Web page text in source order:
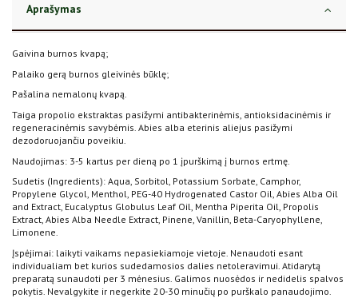
Aprašymas
Gaivina burnos kvapą;
Palaiko gerą burnos gleivinės būklę;
Pašalina nemalonų kvapą.
Taiga propolio ekstraktas pasižymi antibakterinėmis, antioksidacinėmis ir
regeneracinėmis savybėmis. Abies alba eterinis aliejus pasižymi
dezodoruojančiu poveikiu.
Naudojimas: 3-5 kartus per dieną po 1 įpurškimą į burnos ertmę.
Sudetis (Ingredients): Aqua, Sorbitol, Potassium Sorbate, Camphor,
Propylene Glycol, Menthol, PEG-40 Hydrogenated Castor Oil, Abies Alba Oil
and Extract, Eucalyptus Globulus Leaf Oil, Mentha Piperita Oil, Propolis
Extract, Abies Alba Needle Extract, Pinene, Vanillin, Beta-Caryophyllene,
Limonene.
Įspėjimai: laikyti vaikams nepasiekiamoje vietoje. Nenaudoti esant
individualiam bet kurios sudedamosios dalies netoleravimui. Atidarytą
preparatą sunaudoti per 3 mėnesius. Galimos nuosėdos ir nedidelis spalvos
pokytis. Nevalgykite ir negerkite 20-30 minučių po purškalo panaudojimo.